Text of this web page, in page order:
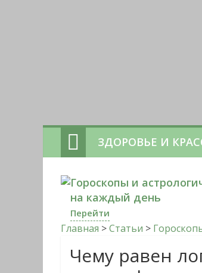
ЗДОРОВЬЕ И
Гороскопы и
на каждый день
Перейти
Главная >Статьи >
Чему равен